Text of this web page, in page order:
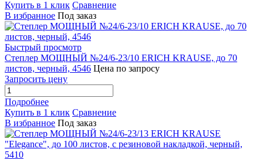
Купить в 1 клик Сравнение
В избранное Под заказ
Быстрый просмотр
Степлер МОЩНЫЙ №24/6-23/10 ERICH KRAUSE, до 70
листов, черный, 4546 Цена по запросу
Запросить цену
Подробнее
Купить в 1 клик Сравнение
В избранное Под заказ